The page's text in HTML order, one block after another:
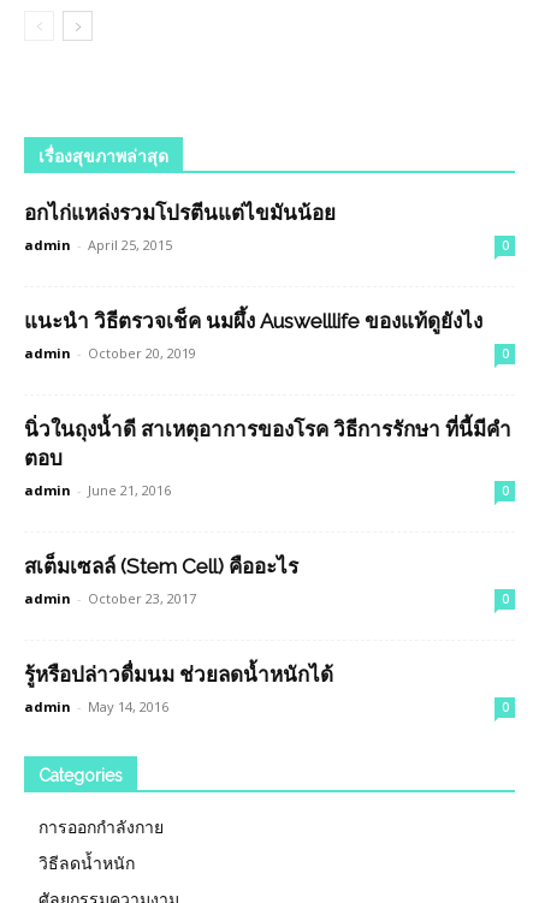
เรื่องสุขภาพล่าสุด
อกไก่แหล่งรวมโปรตีนแต่ไขมันน้อย
admin - April 25, 2015 0
แนะนำ วิธีตรวจเช็ค นมผึ้ง Auswelllife ของแท้ดูยังไง
admin - October 20, 2019 0
นิ่วในถุงน้ำดี สาเหตุอาการของโรค วิธีการรักษา ที่นี้มีคำ
ตอบ
admin - June 21, 2016 0
สเต็มเซลล์ (Stem Cell) คืออะไร
admin - October 23, 2017 0
รู้หรือปล่าวดื่มนม ช่วยลดน้ำหนักได้
admin - May 14, 2016 0
Categories
การออกกำลังกาย
วิธีลดน้ำหนัก